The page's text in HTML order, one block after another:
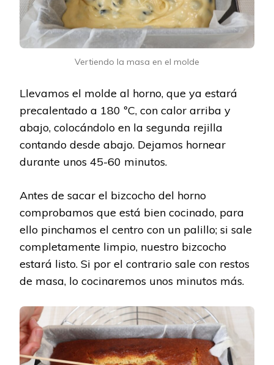
Vertiendo la masa en el molde
Llevamos el molde al horno, que ya estará
precalentado a 180 ºC, con calor arriba y
abajo, colocándolo en la segunda rejilla
contando desde abajo. Dejamos hornear
durante unos 45-60 minutos.
Antes de sacar el bizcocho del horno
comprobamos que está bien cocinado, para
ello pinchamos el centro con un palillo; si sale
completamente limpio, nuestro bizcocho
estará listo. Si por el contrario sale con restos
de masa, lo cocinaremos unos minutos más.